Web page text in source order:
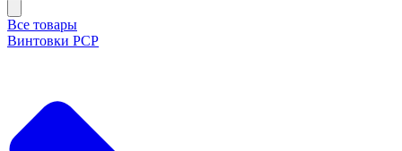
Все товары
Винтовки PCP